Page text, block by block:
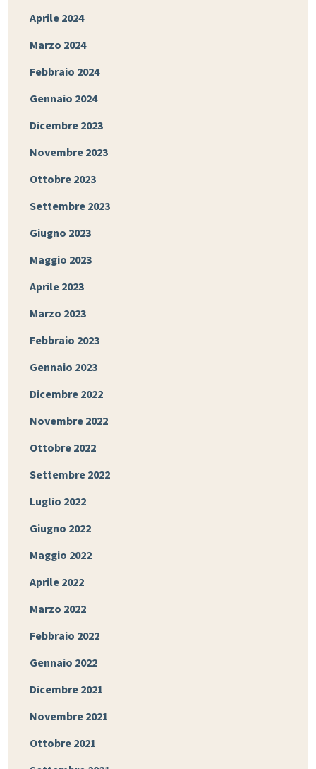
Aprile 2024
Marzo 2024
Febbraio 2024
Gennaio 2024
Dicembre 2023
Novembre 2023
Ottobre 2023
Settembre 2023
Giugno 2023
Maggio 2023
Aprile 2023
Marzo 2023
Febbraio 2023
Gennaio 2023
Dicembre 2022
Novembre 2022
Ottobre 2022
Settembre 2022
Luglio 2022
Giugno 2022
Maggio 2022
Aprile 2022
Marzo 2022
Febbraio 2022
Gennaio 2022
Dicembre 2021
Novembre 2021
Ottobre 2021